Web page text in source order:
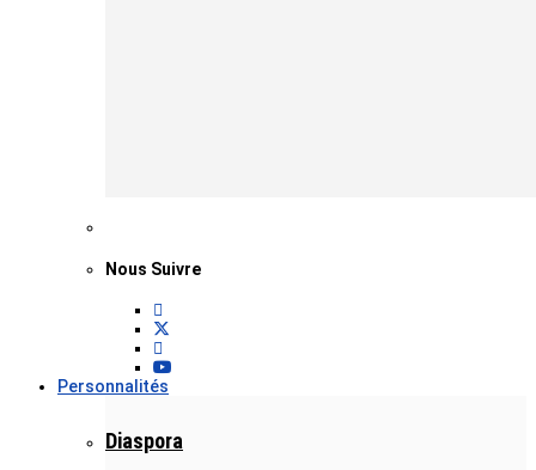
Nous Suivre
Personnalités
Diaspora